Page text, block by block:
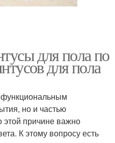
для пола по
для пола
функциональным
но и частью
причине важно
К этому вопросу есть